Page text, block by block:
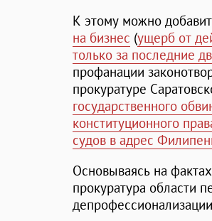
К этому можно
на бизнес (ущерб от
только за последние
профанации
прокуратуре
государственного
конституционного
судов в адрес
Основываясь на
прокуратура области